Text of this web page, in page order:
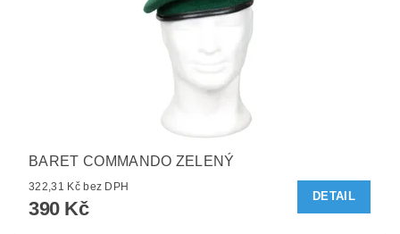
BARET COMMANDO ZELENÝ
322,31 Kč bez DPH
390 Kč
DETAIL